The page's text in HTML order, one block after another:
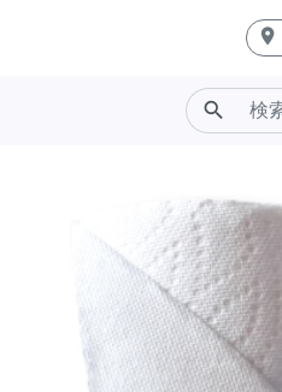
place
search